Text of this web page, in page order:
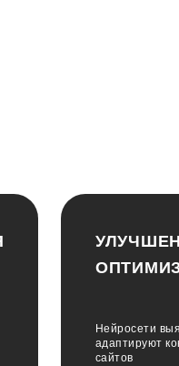
Нейросети
адаптируют
сайтов